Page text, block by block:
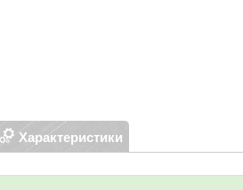
Характеристики